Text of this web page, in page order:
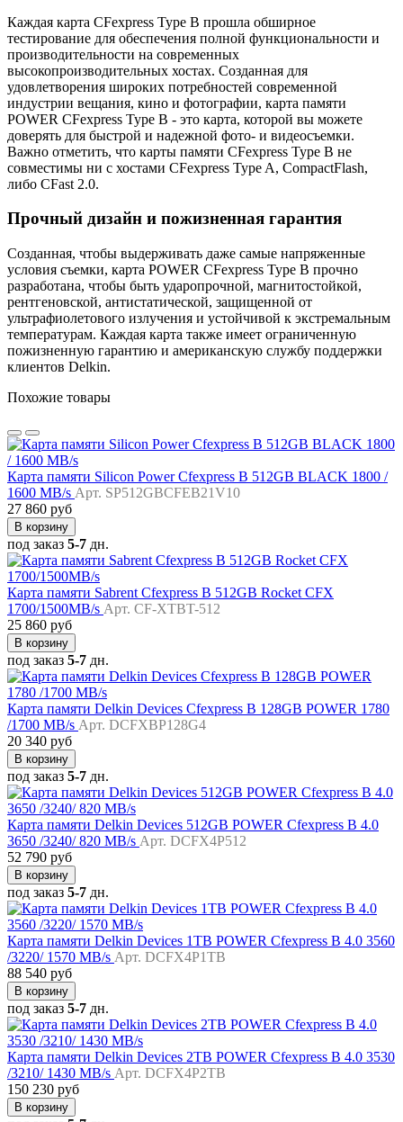
Каждая карта CFexpress Type B прошла обширное
тестирование для обеспечения полной функциональности и
производительности на современных
высокопроизводительных хостах. Созданная для
удовлетворения широких потребностей современной
индустрии вещания, кино и фотографии, карта памяти
POWER CFexpress Type B - это карта, которой вы можете
доверять для быстрой и надежной фото- и видеосъемки.
Важно отметить, что карты памяти CFexpress Type B не
совместимы ни с хостами CFexpress Type A, CompactFlash,
либо CFast 2.0.
Прочный дизайн и пожизненная гарантия
Созданная, чтобы выдерживать даже самые напряженные
условия съемки, карта POWER CFexpress Type B прочно
разработана, чтобы быть ударопрочной, магнитостойкой,
рентгеновской, антистатической, защищенной от
ультрафиолетового излучения и устойчивой к экстремальным
температурам. Каждая карта также имеет ограниченную
пожизненную гарантию и американскую службу поддержки
клиентов Delkin.
Похожие товары
Карта памяти Silicon Power Cfexpress B 512GB BLACK 1800 /
1600 MB/s Арт. SP512GBCFEB21V10
27 860 руб
В корзину
под заказ 5-7 дн.
Карта памяти Sabrent Cfexpress B 512GB Rocket CFX
1700/1500MB/s Арт. CF-XTBT-512
25 860 руб
В корзину
под заказ 5-7 дн.
Карта памяти Delkin Devices Cfexpress B 128GB POWER 1780
/1700 MB/s Арт. DCFXBP128G4
20 340 руб
В корзину
под заказ 5-7 дн.
Карта памяти Delkin Devices 512GB POWER Cfexpress B 4.0
3650 /3240/ 820 MB/s Арт. DCFX4P512
52 790 руб
В корзину
под заказ 5-7 дн.
Карта памяти Delkin Devices 1TB POWER Cfexpress B 4.0 3560
/3220/ 1570 MB/s Арт. DCFX4P1TB
88 540 руб
В корзину
под заказ 5-7 дн.
Карта памяти Delkin Devices 2TB POWER Cfexpress B 4.0 3530
/3210/ 1430 MB/s Арт. DCFX4P2TB
150 230 руб
В корзину